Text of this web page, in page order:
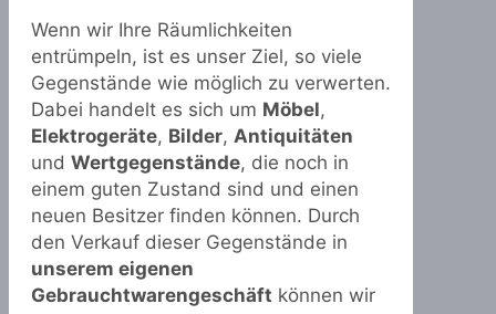
Wenn wir Ihre Räumlichkeiten
entrümpeln, ist es unser Ziel, so viele
Gegenstände wie möglich zu verwerten.
Dabei handelt es sich um Möbel,
Elektrogeräte, Bilder, Antiquitäten
und Wertgegenstände, die noch in
einem guten Zustand sind und einen
neuen Besitzer finden können. Durch
den Verkauf dieser Gegenstände in
unserem eigenen
Gebrauchtwarengeschäft können wir